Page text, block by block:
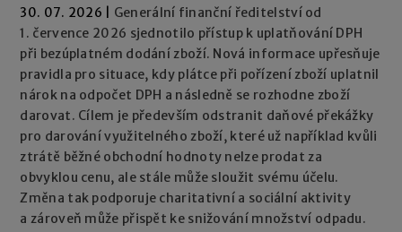
30. 07. 2026
Generální finanční ředitelství od
1. července 2026 sjednotilo přístup k uplatňování DPH
při bezúplatném dodání zboží. Nová informace upřesňuje
pravidla pro situace, kdy plátce při pořízení zboží uplatnil
nárok na odpočet DPH a následně se rozhodne zboží
darovat. Cílem je především odstranit daňové překážky
pro darování využitelného zboží, které už například kvůli
ztrátě běžné obchodní hodnoty nelze prodat za
obvyklou cenu, ale stále může sloužit svému účelu.
Změna tak podporuje charitativní a sociální aktivity
a zároveň může přispět ke snižování množství odpadu.